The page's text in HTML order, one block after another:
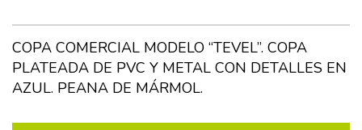
COPA COMERCIAL MODELO “TEVEL”. COPA
PLATEADA DE PVC Y METAL CON DETALLES EN
AZUL. PEANA DE MÁRMOL.